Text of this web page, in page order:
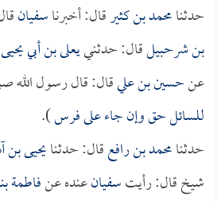
حدثنامحمد بن كثيرقال: أخبرناسفيان
بن شرحبيلقال: حدثنييعلى بن أبي يحيى
عنحسين بن عليقال: قال رسول الله
للسائل حق وإن جاء على فرس).
حدثنامحمد بن رافعقال: حدثنايحيى بن
شيخ قال: رأيتسفيانعنده عنفاطمة